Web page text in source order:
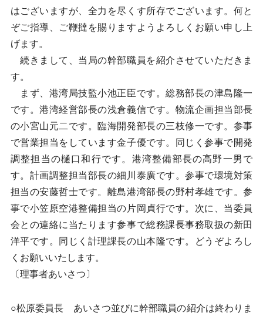
はございますが、全力を尽くす所存でございます。何と
ぞご指導、ご鞭撻を賜りますようよろしくお願い申し上
げます。
続きまして、当局の幹部職員を紹介させていただきま
す。
まず、港湾局技監小池正臣です。総務部長の津島隆一
です。港湾経営部長の浅倉義信です。物流企画担当部長
の小宮山元二です。臨海開発部長の三枝修一です。参事
で営業担当をしています金子優です。同じく参事で開発
調整担当の樋口和行です。港湾整備部長の高野一男で
す。計画調整担当部長の細川泰廣です。参事で環境対策
担当の安藤哲士です。離島港湾部長の野村孝雄です。参
事で小笠原空港整備担当の片岡貞行です。次に、当委員
会との連絡に当たります参事で総務課長事務取扱の新田
洋平です。同じく計理課長の山本隆です。どうぞよろし
くお願いいたします。
〔理事者あいさつ〕
○松原委員長 あいさつ並びに幹部職員の紹介は終わりま